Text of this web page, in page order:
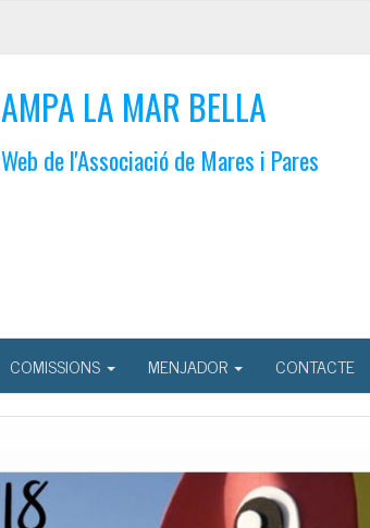
AMPA LA MAR BELLA
Web de l'Associació de Mares i Pares
COMISSIONS MENJADOR CONTACTE